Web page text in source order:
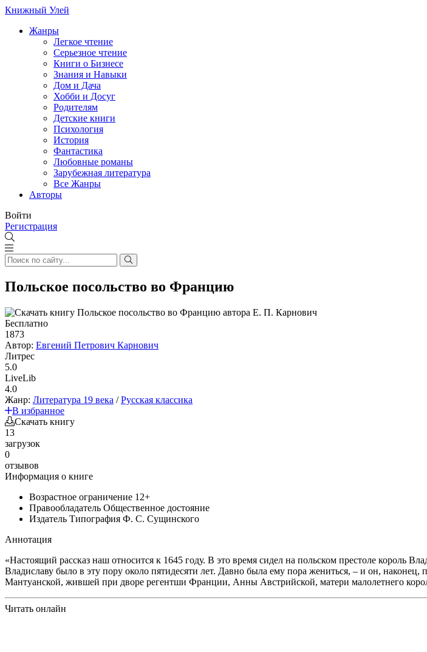
Книжный Улей
Жанры
Легкое чтение
Серьезное чтение
Книги о Бизнесе
Знания и Навыки
Дом и Дача
Хобби и Досуг
Родителям
Детские книги
Психология
История
Фантастика
Любовные романы
Зарубежная литература
Все Жанры
Авторы
Войти
Регистрация
Польское посольство во Францию
Бесплатно
1873
Автор: Евгений Петрович Карнович
Литрес
5.0
LiveLib
4.0
Жанр: Литература 19 века /Русская классика
В избранное
Скачать книгу
13
загрузок
0
отзывов
Информация о книге
Возрастное ограничение 12+
Правообладатель Общественное достояние
Издатель Типография Ф. С. Сущинского
Аннотация
«Настоящий рассказ наш относится к 1645 году. В это время сидел на польском престоле король
Владиславу было в эту пору около пятидесяти лет. Давно была ему пора жениться, – и он,
Мантуанской, жившей при дворе регентши Франции, Анны Австрийской, матери малолетнего
Читать онлайн